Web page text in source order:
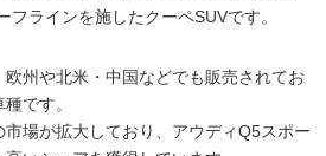
ラインを施したクーペSUVです。
州や北米・中国などでも販売されてお
です。
場が拡大しており、アウディQ5スポー